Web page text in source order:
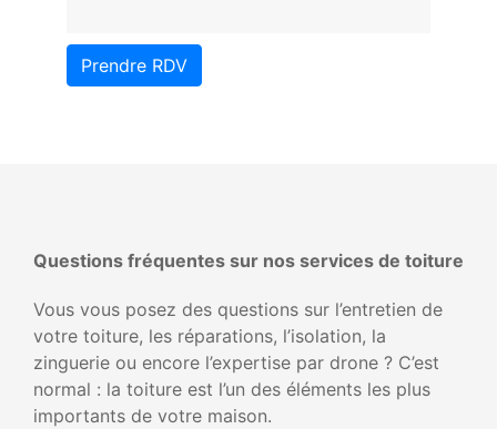
Prendre RDV
Questions fréquentes sur nos services de toiture
Vous vous posez des questions sur l’entretien de
votre toiture, les réparations, l’isolation, la
zinguerie ou encore l’expertise par drone ? C’est
normal : la toiture est l’un des éléments les plus
importants de votre maison.